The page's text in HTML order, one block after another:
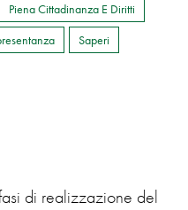
Piena Cittadinanza E Diritti
Saperi
di realizzazione del